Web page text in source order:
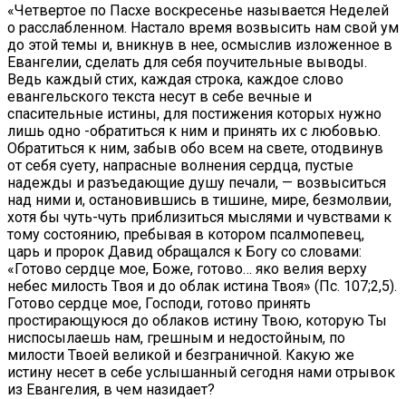
«Четвертое по Пасхе воскресенье называется Неделей
о расслабленном. Настало время возвысить нам свой ум
до этой темы и, вникнув в нее, осмыслив изложенное в
Евангелии, сделать для себя поучительные выводы.
Ведь каждый стих, каждая строка, каждое слово
евангельского текста несут в себе вечные и
спасительные истины, для постижения которых нужно
лишь одно -обратиться к ним и принять их с любовью.
Обратиться к ним, забыв обо всем на свете, отодвинув
от себя суету, напрасные волнения сердца, пустые
надежды и разъедающие душу печали, — возвыситься
над ними и, остановившись в тишине, мире, безмолвии,
хотя бы чуть-чуть приблизиться мыслями и чувствами к
тому состоянию, пребывая в котором псалмопевец,
царь и пророк Давид обращался к Богу со словами:
«Готово сердце мое, Боже, готово… яко велия верху
небес милость Твоя и до облак истина Твоя» (Пс. 107;2,5).
Готово сердце мое, Господи, готово принять
простирающуюся до облаков истину Твою, которую Ты
ниспосылаешь нам, грешным и недостойным, по
милости Твоей великой и безграничной. Какую же
истину несет в себе услышанный сегодня нами отрывок
из Евангелия, в чем назидает?